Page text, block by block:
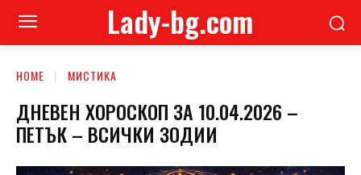
Lady-bg.com
HOME МИСТИКА
ДНЕВЕН ХОРОСКОП ЗА 10.04.2026 –
ПЕТЪК – ВСИЧКИ ЗОДИИ